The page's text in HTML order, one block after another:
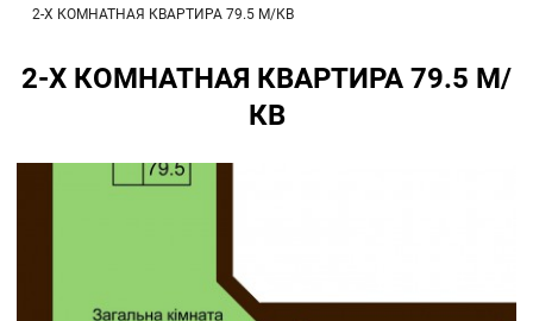
2-Х КОМНАТНАЯ КВАРТИРА 79.5 М/КВ
2-Х КОМНАТНАЯ КВАРТИРА 79.5 М/
КВ